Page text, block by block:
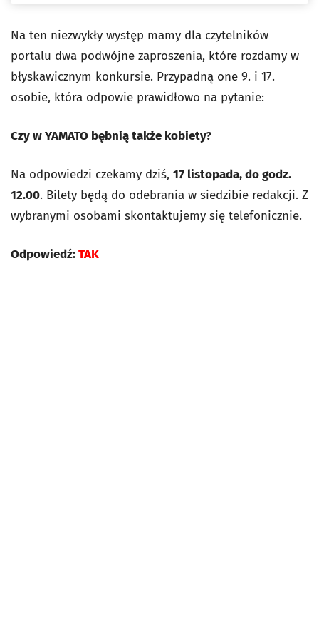
Na ten niezwykły występ mamy dla czytelników
portalu dwa podwójne zaproszenia, które rozdamy w
błyskawicznym konkursie. Przypadną one 9. i 17.
osobie, która odpowie prawidłowo na pytanie:
Czy w YAMATO bębnią także kobiety?
Na odpowiedzi czekamy dziś, 17 listopada, do godz.
12.00. Bilety będą do odebrania w siedzibie redakcji. Z
wybranymi osobami skontaktujemy się telefonicznie.
Odpowiedź:TAK